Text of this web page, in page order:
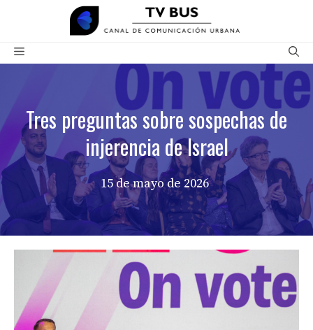
contenido
Menú
Tres preguntas sobre sospechas de
injerencia de Israel
15 de mayo de 2026